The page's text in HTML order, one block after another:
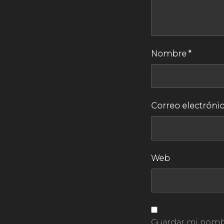
Nombre *
Correo
Web